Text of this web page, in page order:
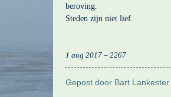
beroving.
Steden zijn niet lief.
1 aug 2017 – 2267
Gepost door Bart Lankester